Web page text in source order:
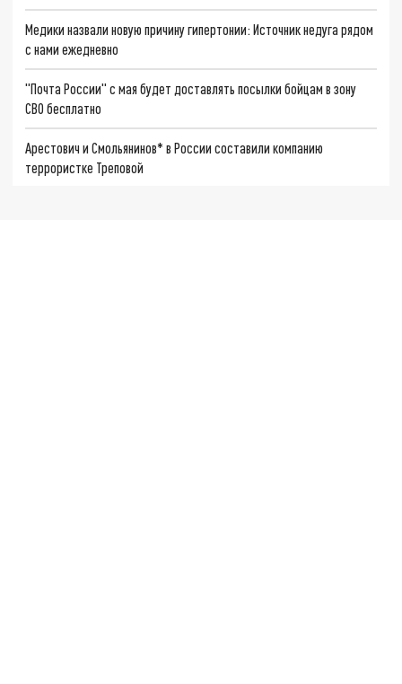
Медики назвали новую причину гипертонии: Источник недуга рядом
с нами ежедневно
"Почта России" с мая будет доставлять посылки бойцам в зону
СВО бесплатно
Арестович и Смольянинов* в России составили компанию
террористке Треповой